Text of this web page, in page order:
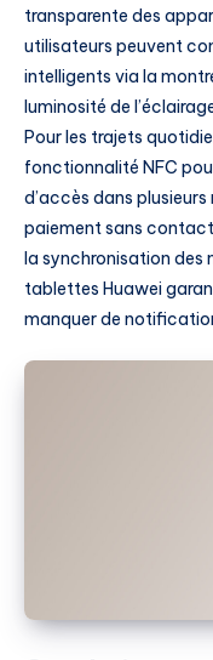
transparente des
utilisateurs peuvent
intelligents via la
luminosité de
Pour les trajets
fonctionnalité NFC
d’accès dans
paiement sans contact
la synchronisation des
tablettes Huawei
manquer de